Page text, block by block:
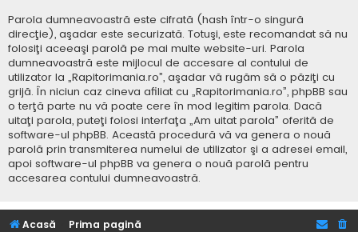
Parola dumneavoastră este cifrată (hash într-o singură
direcţie), aşadar este securizată. Totuşi, este recomandat să nu
folosiţi aceeaşi parolă pe mai multe website-uri. Parola
dumneavoastră este mijlocul de accesare al contului de
utilizator la „Rapitorimania.ro”, aşadar vă rugăm să o păziţi cu
grijă. În niciun caz cineva afiliat cu „Rapitorimania.ro”, phpBB sau
o terţă parte nu vă poate cere în mod legitim parola. Dacă
uitaţi parola, puteţi folosi interfaţa „Am uitat parola” oferită de
software-ul phpBB. Această procedură vă va genera o nouă
parolă prin transmiterea numelui de utilizator şi a adresei email,
apoi software-ul phpBB va genera o nouă parolă pentru
accesarea contului dumneavoastră.
Acasă Prima pagină